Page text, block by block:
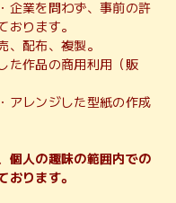
企業を問わず、事前の許
おります。
、配布、複製。
た作品の商用利用（販
アレンジした型紙の作成
個人の趣味の範囲内での
おります。